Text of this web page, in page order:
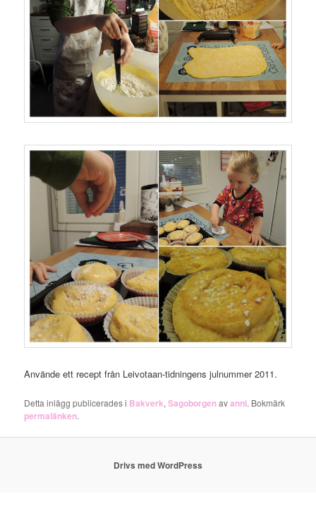
Använde ett recept från Leivotaan-tidningens julnummer 2011.
Detta inlägg publicerades i Bakverk,Sagoborgenavanni. Bokmärk
permalänken.
Drivs med WordPress